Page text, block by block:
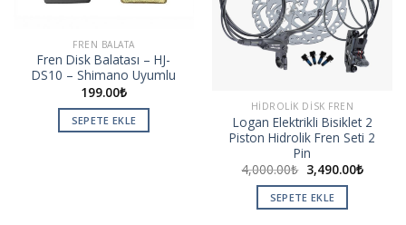
FREN BALATA
Fren Disk Balatası – HJ-
DS10 – Shimano Uyumlu
199.00₺
SEPETE EKLE
HIDROLIK DISK FREN
Logan Elektrikli Bisiklet 2
Piston Hidrolik Fren Seti 2
Pin
4,000.00₺ 3,490.00₺
SEPETE EKLE